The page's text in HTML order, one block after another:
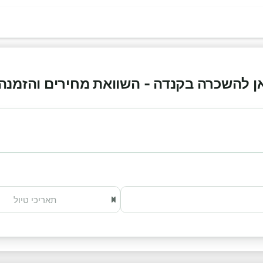
בקנדה - השוואת מחירים והזמנה